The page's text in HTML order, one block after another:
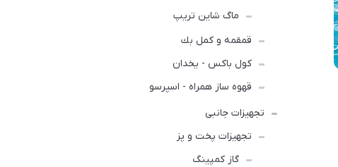
ماگ شاین تریپ
قمقمه و كمل بك
کول باکس - یخدان
قهوه ساز همراه - اسپرسو
تجهیزات جانبی
تجهیزات پخت و پز
گاز کمپینگ